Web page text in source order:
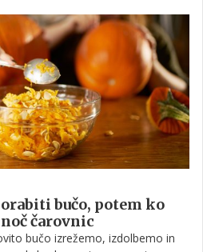
arhitekturnih in vrtnarskih
bučo, potem ko
čarovnic
bučo izrežemo, izdolbemo in